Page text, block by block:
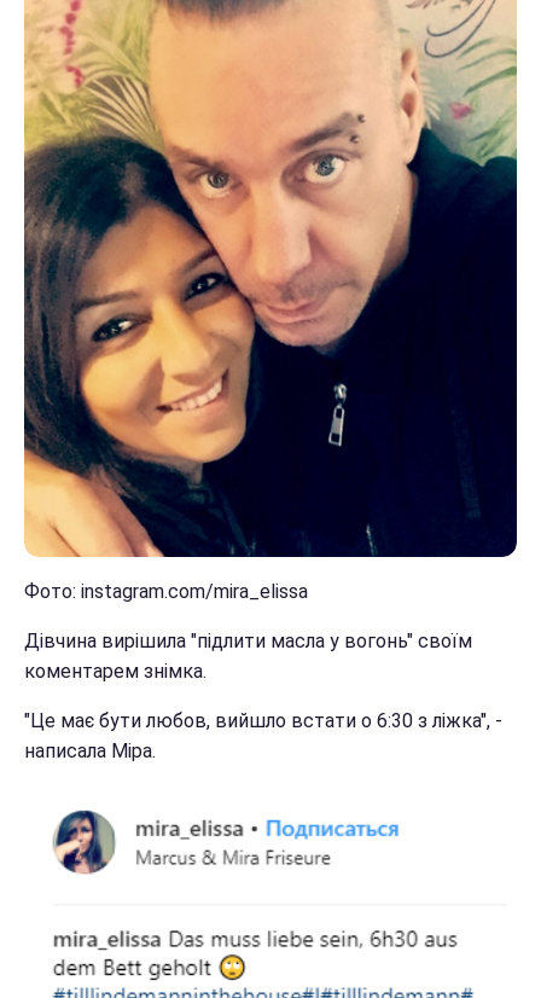
Фото: instagram.com/mira_elissa
Дівчина вирішила "підлити масла у вогонь" своїм
коментарем знімка.
"Це має бути любов, вийшло встати о 6:30 з ліжка", -
написала Міра.